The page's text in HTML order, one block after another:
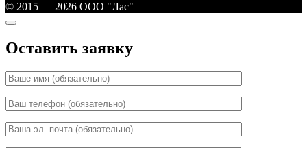
© 2015 — 2026 ООО "Лас"
Оставить заявку